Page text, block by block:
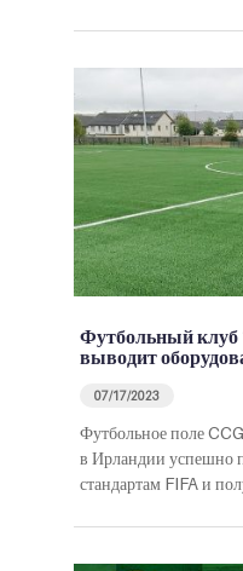
Футбольный клуб
выводит
07/17/2023
Футбольное поле
в Ирландии успешно
стандартам FIFA и